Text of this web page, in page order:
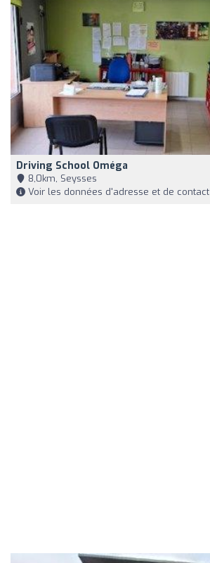
Driving School Oméga
8,0km, Seysses
Voir les données d'adresse et de contact